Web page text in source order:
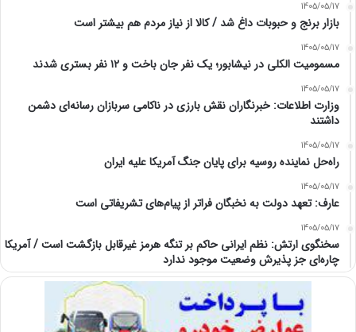
1405/05/17
بازار برنج و حبوبات داغ شد / کالا از نیاز مردم هم بیشتر است
1405/05/17
مسمومیت الکلی در نیشابور؛ یک نفر جان باخت و ۱۲ نفر بستری شدند
1405/05/17
وزارت اطلاعات: خبرنگاران نقش بارزی در ناکامی سربازان رسانه‌ای دشمن
داشتند
1405/05/17
راه‌حل نماینده روسیه برای پایان جنگ آمریکا علیه ایران
1405/05/17
عارف: تعهد دولت به نخبگان فراتر از پیام‎‌های تشریفاتی است
1405/05/17
سخنگوی ارتش: نظم ایرانی حاکم بر تنگه هرمز غیرقابل بازگشت است / آمریکا
چاره‌ای جز پذیرش وضعیت موجود ندارد